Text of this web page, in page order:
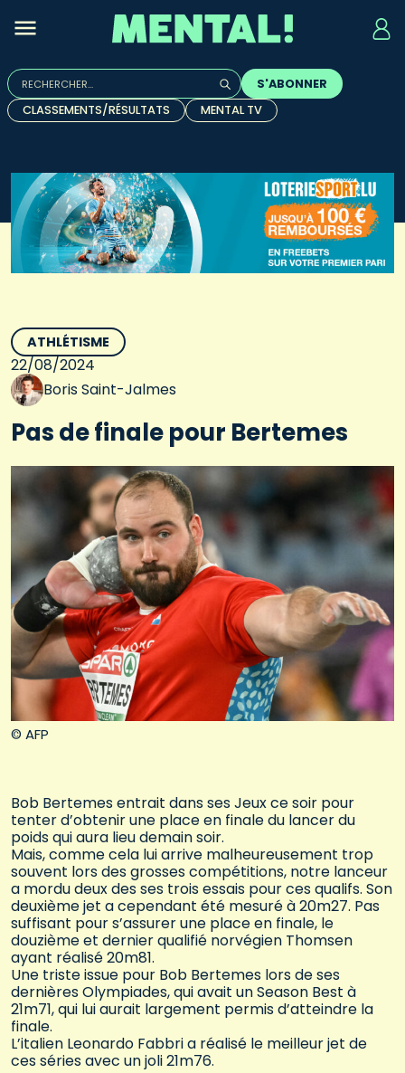
Rechercher :
Quand les résultats de l'auto-complétion sont
S'ABONNER
CLASSEMENTS/RÉSULTATS
MENTAL TV
© AFP
ATHLÉTISME
22/08/2024
Boris Saint-Jalmes
Pas de finale pour Bertemes
Bob Bertemes entrait dans ses Jeux ce soir pour
tenter d’obtenir une place en finale du lancer du
poids qui aura lieu demain soir.
Mais, comme cela lui arrive malheureusement trop
souvent lors des grosses compétitions, notre lanceur
a mordu deux des ses trois essais pour ces qualifs. Son
deuxième jet a cependant été mesuré à 20m27. Pas
suffisant pour s’assurer une place en finale, le
douzième et dernier qualifié norvégien Thomsen
ayant réalisé 20m81.
Une triste issue pour Bob Bertemes lors de ses
dernières Olympiades, qui avait un Season Best à
21m71, qui lui aurait largement permis d’atteindre la
finale.
L’italien Leonardo Fabbri a réalisé le meilleur jet de
ces séries avec un joli 21m76.